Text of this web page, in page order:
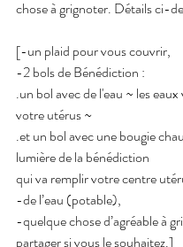
chose à grignoter. Détails ci-
[-un plaid pour vous couvrir,
-2 bols de Bénédiction :
.un bol avec de l'eau ~ les
votre utérus ~
.et un bol avec une bougie
lumière de la bénédiction
qui va remplir votre centre
-de l’eau (potable),
-quelque chose d’agréable à
partager si vous le souhaitez.]